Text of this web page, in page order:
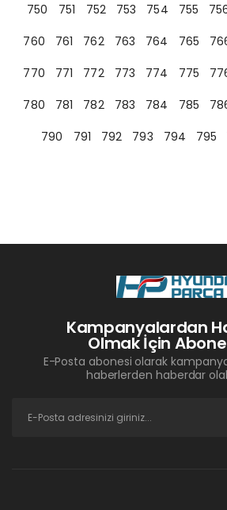
750
751 752 753 754 755
760
761 762 763 764 765
770
771 772 773 774 775
780
781 782 783 784 785
790
791 792 793 794 795
Kampanyalardan
Olmak İçin
E-Posta abonesi olarak
haberlerden haberdar